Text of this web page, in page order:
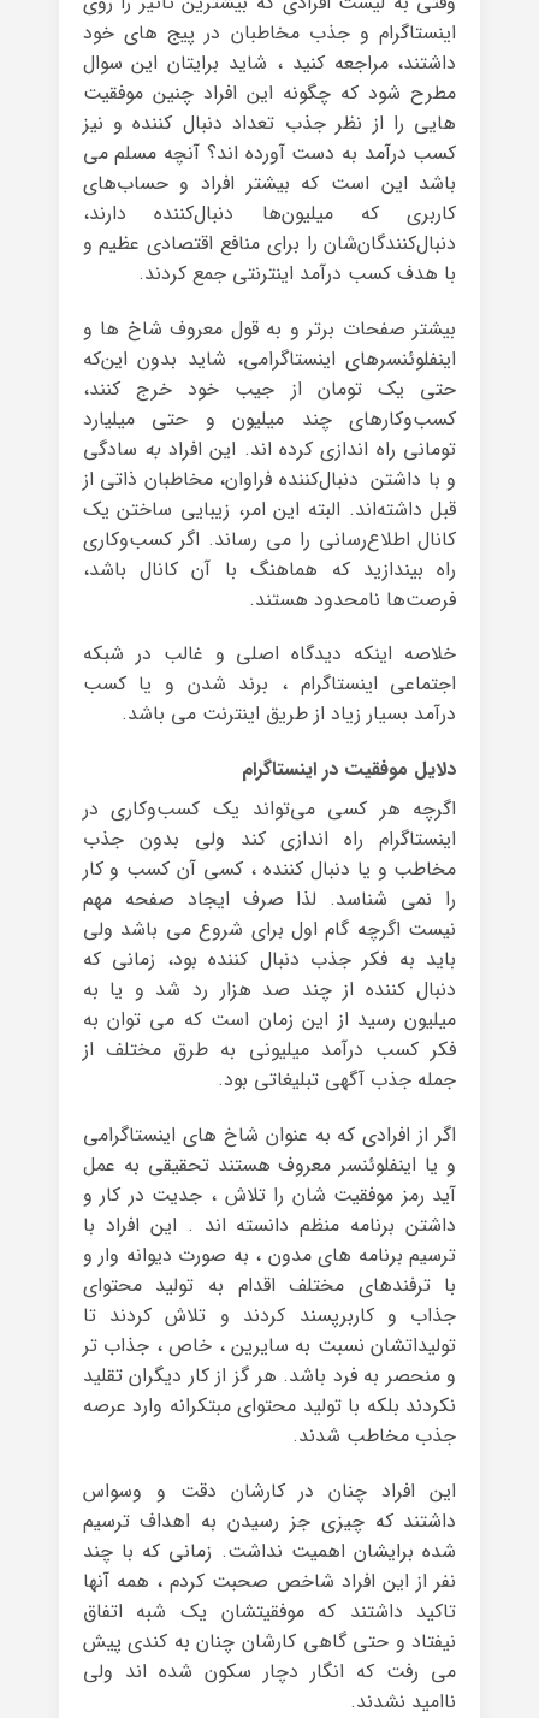
اینستاگرام و جذب مخاطبان در پیج های خود
داشتند، مراجعه کنید ، شاید برایتان این سوال
مطرح شود که چگونه این افراد چنین موفقیت
هایی را از نظر جذب تعداد دنبال کننده و نیز
کسب درآمد به دست آورده اند؟ آنچه مسلم می
باشد این است که بیشتر افراد و حساب‌های
کاربری که میلیون‌ها دنبال‌کننده دارند،
دنبال‌کنندگان‌شان را برای منافع اقتصادی عظیم و
با هدف کسب درآمد اینترنتی جمع کردند.
بیشتر صفحات برتر و به قول معروف شاخ ها و
اینفلوئنسرهای اینستاگرامی، شاید بدون این‌که
حتی یک تومان از جیب خود خرج کنند،
کسب‌وکارهای چند میلیون و حتی میلیارد
تومانی راه اندازی کرده اند. این افرادبه سادگی
و با داشتن دنبال‌کننده فراوان، مخاطبان ذاتی از
قبل داشته‌اند. البته این امر، زیبایی ساختن یک
کانال اطلاع‌رسانی را می رساند. اگر کسب‌وکاری
راه بیندازید که هماهنگ با آن کانال باشد،
فرصت‌ها نامحدود هستند.
خلاصه اینکه دیدگاه اصلی و غالب در شبکه
اجتماعی اینستاگرام ، برند شدن و یا کسب
درآمد بسیار زیاد از طریق اینترنت می باشد.
دلایل موفقیت در اینستاگرام
اگرچه هر کسی می‌تواند یک کسب‌وکاری در
اینستاگرام راه اندازی کند ولی بدون جذب
مخاطب و یا دنبال کننده ، کسی آن کسب و کار
را نمی شناسد. لذا صرف ایجاد صفحه مهم
نیست اگرچه گام اول برای شروع می باشد ولی
باید به فکر جذب دنبال کننده بود، زمانی که
دنبال کننده از چند صد هزار رد شد و یا به
میلیون رسید از این زمان است که می توان به
فکر کسب درآمد میلیونی به طرق مختلف از
جمله جذب آگهی تبلیغاتی بود.
اگر از افرادی که به عنوان شاخ های اینستاگرامی
و یا اینفلوئنسر معروف هستند تحقیقی به عمل
آید رمز موفقیت شان را تلاش ، جدیت در کار و
داشتن برنامه منظم دانسته اند . این افراد با
ترسیم برنامه های مدون ، به صورت دیوانه وار و
با ترفندهای مختلف اقدام به تولید محتوای
جذاب و کاربرپسند کردند و تلاش کردند تا
تولیداتشان نسبت به سایرین ، خاص ، جذاب تر
و منحصر به فرد باشد. هر گز از کار دیگران تقلید
نکردند بلکه با تولید محتوای مبتکرانه وارد عرصه
جذب مخاطب شدند.
این افراد چنان در کارشان دقت و وسواس
داشتند که چیزی جز رسیدن به اهداف ترسیم
شده برایشان اهمیت نداشت. زمانی که با چند
نفر از این افراد شاخص صحبت کردم ، همه آنها
تاکید داشتند که موفقیتشان یک شبه اتفاق
نیفتاد و حتی گاهی کارشان چنان به کندی پیش
می رفت که انگار دچار سکون شده اند ولی
ناامید نشدند.